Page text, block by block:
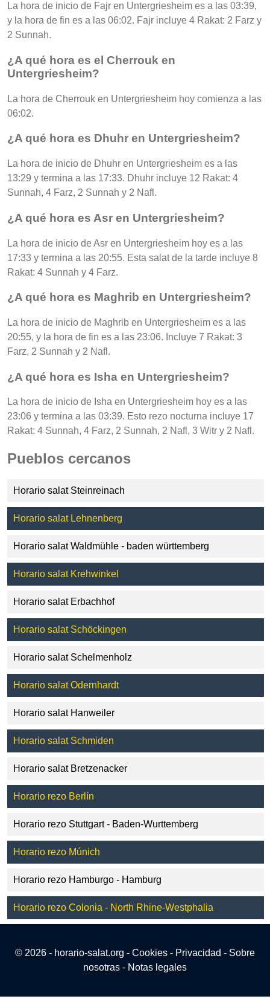
La hora de inicio de Fajr en Untergriesheim es a las 03:39,
y la hora de fin es a las 06:02. Fajr incluye 4 Rakat: 2 Farz y
2 Sunnah.
¿A qué hora es el Cherrouk en
Untergriesheim?
La hora de Cherrouk en Untergriesheim hoy comienza a las
06:02.
¿A qué hora es Dhuhr en Untergriesheim?
La hora de inicio de Dhuhr en Untergriesheim es a las
13:29 y termina a las 17:33. Dhuhr incluye 12 Rakat: 4
Sunnah, 4 Farz, 2 Sunnah y 2 Nafl.
¿A qué hora es Asr en Untergriesheim?
La hora de inicio de Asr en Untergriesheim hoy es a las
17:33 y termina a las 20:55. Esta salat de la tarde incluye 8
Rakat: 4 Sunnah y 4 Farz.
¿A qué hora es Maghrib en Untergriesheim?
La hora de inicio de Maghrib en Untergriesheim es a las
20:55, y la hora de fin es a las 23:06. Incluye 7 Rakat: 3
Farz, 2 Sunnah y 2 Nafl.
¿A qué hora es Isha en Untergriesheim?
La hora de inicio de Isha en Untergriesheim hoy es a las
23:06 y termina a las 03:39. Esto rezo nocturna incluye 17
Rakat: 4 Sunnah, 4 Farz, 2 Sunnah, 2 Nafl, 3 Witr y 2 Nafl.
Pueblos cercanos
Horario salat Steinreinach
Horario salat Lehnenberg
Horario salat Waldmühle - baden württemberg
Horario salat Krehwinkel
Horario salat Erbachhof
Horario salat Schöckingen
Horario salat Schelmenholz
Horario salat Odernhardt
Horario salat Hanweiler
Horario salat Schmiden
Horario salat Bretzenacker
Horario rezo Berlín
Horario rezo Stuttgart - Baden-Wurttemberg
Horario rezo Múnich
Horario rezo Hamburgo - Hamburg
Horario rezo Colonia - North Rhine-Westphalia
© 2026 - horario-salat.org - Cookies - Privacidad - Sobre
nosotras - Notas legales